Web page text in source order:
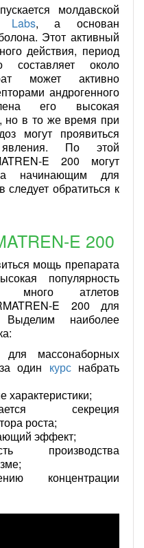
молдавской
Labs, а основан
Этот активный
действия, период
составляет около
может активно
андрогенного
его высокая
но в то же время при
могут проявиться
По этой
E 200 могут
начинающим для
обратиться к
E 200
мощь препарата
популярность
много атлетов
E 200 для
Выделим наиболее
для массонаборных
один курснабрать
секреция
роста;
эффект;
производства
концентрации